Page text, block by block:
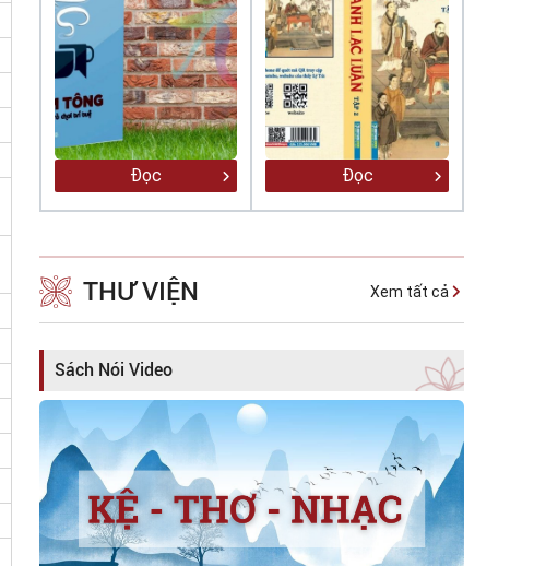
Đọc Đọc
THƯ VIỆN Xem tất cả
Sách Nói Video